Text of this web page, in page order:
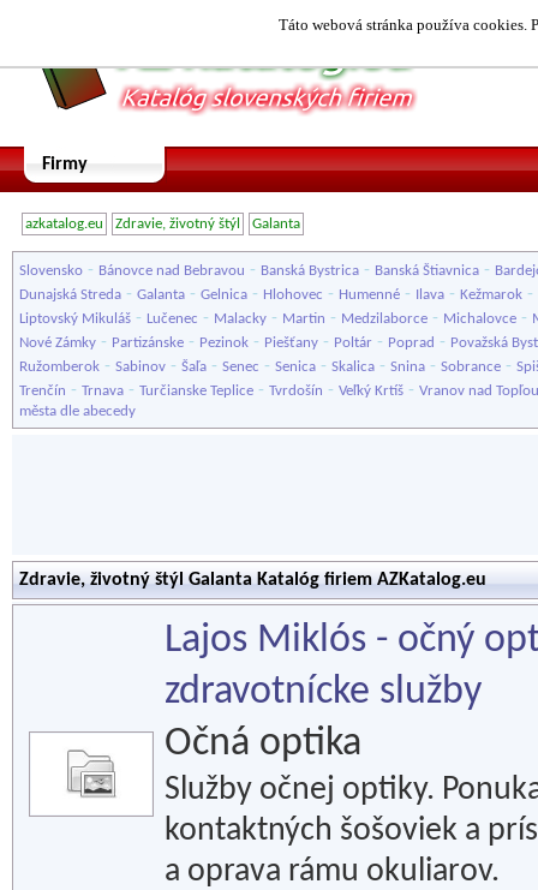
Táto webová stránka používa cookies.
Firmy
azkatalog.eu Zdravie, životný štýl Galanta
Slovensko - Bánovce nad Bebravou - Banská Bystrica - Banská Štiavnica -
Dunajská Streda - Galanta - Gelnica - Hlohovec - Humenné - Ilava - Kežmarok -
Liptovský Mikuláš - Lučenec - Malacky - Martin - Medzilaborce - Michalovce -
Nové Zámky - Partizánske - Pezinok - Piešťany - Poltár - Poprad - Považská
Ružomberok - Sabinov - Šaľa - Senec - Senica - Skalica - Snina - Sobrance -
Trenčín - Trnava - Turčianske Teplice - Tvrdošín - Veľký Krtíš - Vranov nad Topľou
města dle abecedy
Zdravie, životný štýl Galanta Katalóg firiem AZKatalog.eu
Lajos Miklós - očný
zdravotnícke služby
Očná optika
Služby očnej optiky.
kontaktných šošoviek a
a oprava rámu okuliarov.